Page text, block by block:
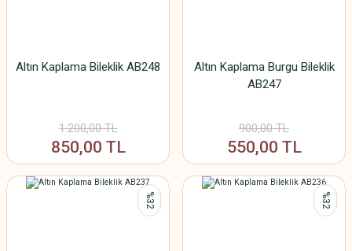
Altın Kaplama Bileklik AB248
1.200,00 TL
850,00 TL
Altın Kaplama Burgu Bileklik
AB247
900,00 TL
550,00 TL
%32 %32